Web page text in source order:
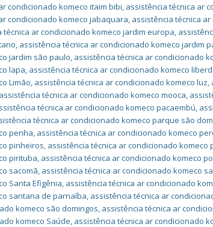
condicionado komeco itaim bibi, assistência técnica ar
condicionado komeco jabaquara, assistência técnica
técnica ar condicionado komeco jardim europa,
, assistência técnica ar condicionado komeco jardim
jardim são paulo, assistência técnica ar condicionado
lapa, assistência técnica ar condicionado komeco
Limão, assistência técnica ar condicionado komeco luz,
assistência técnica ar condicionado komeco mooca,
técnica ar condicionado komeco pacaembú,
técnica ar condicionado komeco parque são
penha, assistência técnica ar condicionado komeco
pinheiros, assistência técnica ar condicionado komeco
pirituba, assistência técnica ar condicionado komeco
sacomã, assistência técnica ar condicionado komeco
Santa Efigênia, assistência técnica ar condicionado
santana de parnaíba, assistência técnica ar
komeco são domingos, assistência técnica ar
komeco Saúde, assistência técnica ar condicionado